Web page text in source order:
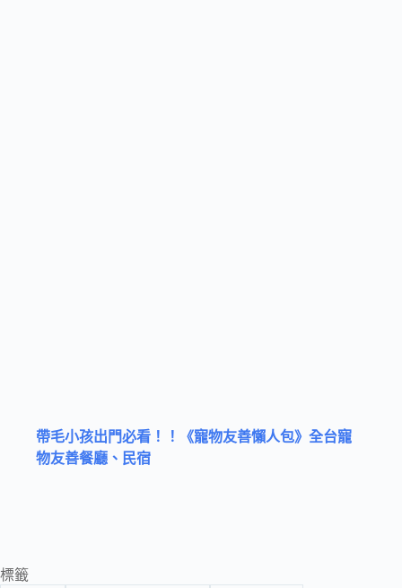
帶毛小孩出門必看！！《寵物友善懶人包》全台寵
物友善餐廳、民宿
標籤